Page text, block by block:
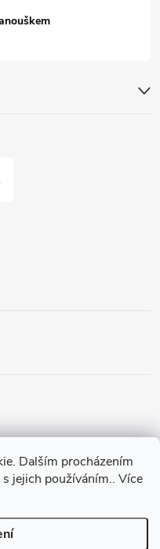
Dalším procházením
jejich používáním.. Více
Pohání Shoptet
práva vyhrazena.
Upravit